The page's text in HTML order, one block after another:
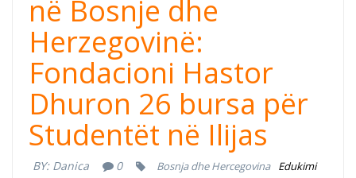
në Bosnje dhe
Herzegovinë:
Fondacioni Hastor
Dhuron 26 bursa për
Studentët në Ilijas
BY: Danica 0 Bosnja dhe Hercegovina Edukimi